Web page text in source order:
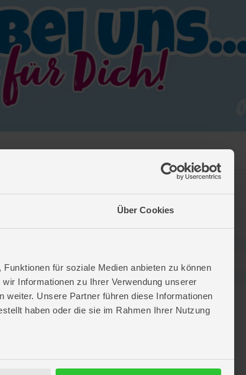
Über Cookies
für soziale Medien anbieten zu können
Informationen zu Ihrer Verwendung unserer
weiter. Unsere Partner führen diese Informationen
haben oder die sie im Rahmen Ihrer Nutzung